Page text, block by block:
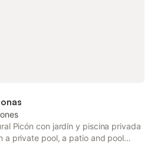
Picón con jardín y piscina privada
a private pool, a patio and pool